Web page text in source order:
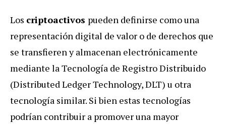
Los criptoactivos pueden definirse como una
representación digital de valor o de derechos que
se transfieren y almacenan electrónicamente
mediante la Tecnología de Registro Distribuido
(Distributed Ledger Technology, DLT) u otra
tecnología similar. Si bien estas tecnologías
podrían contribuir a promover una mayor